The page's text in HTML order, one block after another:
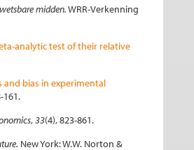
midden.WRR-Verkenning
analytic test of their relative
bias in experimental
161.
,33(4), 823-861.
New York: W.W. Norton &